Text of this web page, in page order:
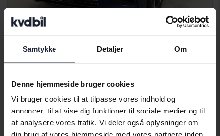
Samtykke Detaljer Om
Denne hjemmeside bruger cookies
Vi bruger cookies til at tilpasse vores indhold og
annoncer, til at vise dig funktioner til sociale medier og til
at analysere vores trafik. Vi deler også oplysninger om
din brug af vores hjemmeside med vores partnere inden
KIA EV6
AWD
Kungälv (Ellesbo)
Køb direkte 406 900 SEK
409 900 SEK
Med finansiering
3 467 SEK/måned